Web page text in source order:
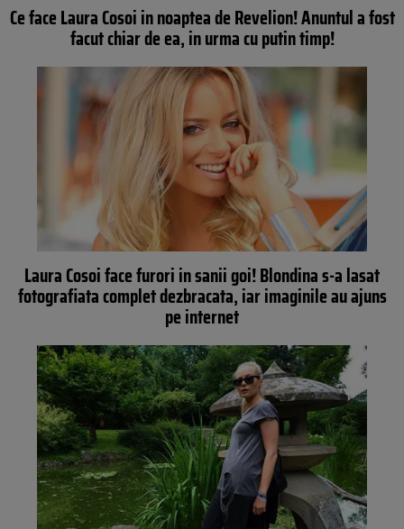
Ce face Laura Cosoi in noaptea de Revelion! Anuntul a fost
facut chiar de ea, in urma cu putin timp!
Laura Cosoi face furori in sanii goi! Blondina s-a lasat
fotografiata complet dezbracata, iar imaginile au ajuns
pe internet